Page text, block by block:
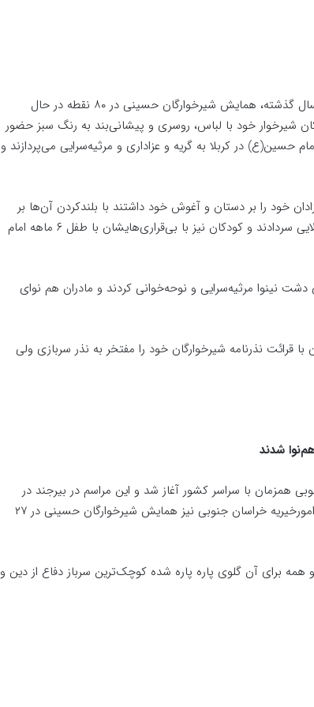
در استان اصفهان همزمان با سراسر کشور به رسم ۲۰ سال گذشته، همایش شیرخوارگان حسینی در ۸۰ نقطه در حال
شیرخوار خود با لباس، روسری و پیشانی‌بند به رنگ سبز حضور
حسین(ع) در کربلا به گریه و عزاداری و مرثیه‌سرایی می‌پردازند و
خود را بر دستان و آغوش خود داشتند با بلندکردن آن‌ها بر
دستان خود به یاد مظلومیت حضرت علی اصغر (ع) لالایی سردادند و کودکان نیز با بی‌قراری‌هایشان با طفل ۶ ماهه امام
نینوا مرثیه‌سرایی و نوحه‌خوانی کردند و مادران هم نوای
قرائت نذرنامه شیرخوارگان خود را مفتخر به نذر سربازی ولی
شدند
همزمان با سراسر کشور آغاز شد و این مراسم در بیرجند در
حسینیه جماران برگزار شد. با همت اداره کل اوقاف و امورخیریه خراسان جنوبی نیز همایش شیرخوارگان حسینی در ۲۷
برای آن گلوی پاره پاره شده کوچک‌ترین سرباز دفاع از دین و